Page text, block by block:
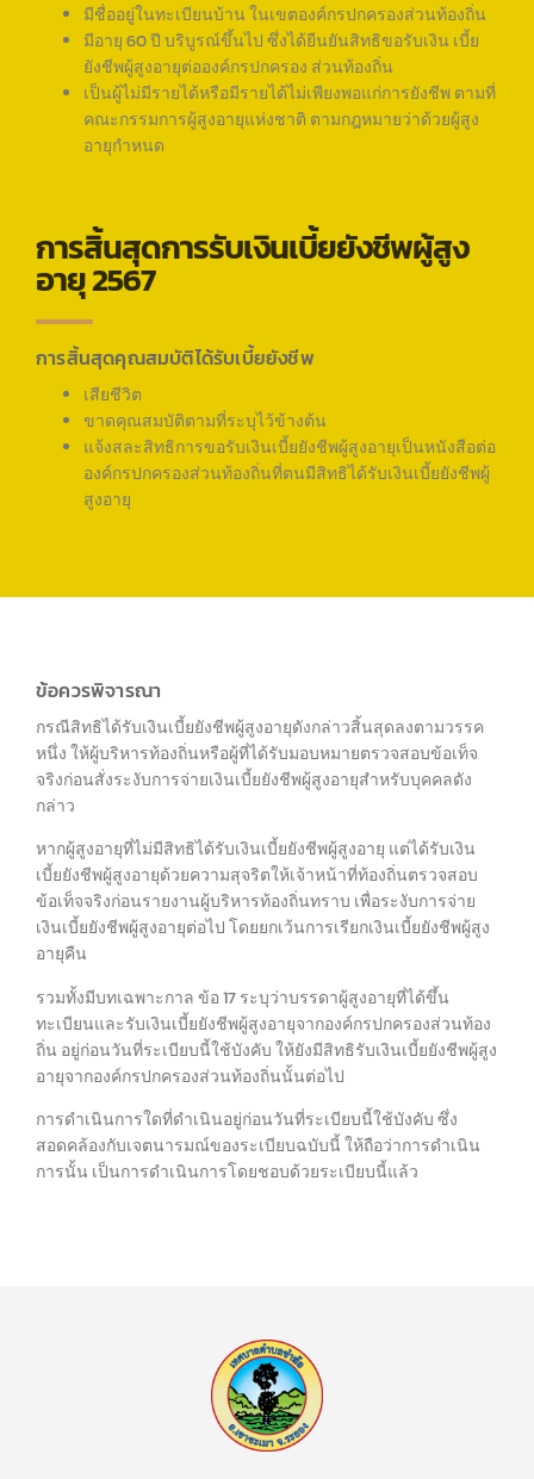
มีชื่ออยู่ในทะเบียนบ้าน ในเขตองค์กรปกครองส่วนท้องถิ่น
มีอายุ 60 ปี บริบูรณ์ขึ้นไป ซึ่งได้ยืนยันสิทธิขอรับเงิน เบี้ย
ยังชีพผู้สูงอายุต่อองค์กรปกครอง ส่วนท้องถิ่น
เป็นผู้ไม่มีรายได้หรือมีรายได้ไม่เพียงพอแก่การยังชีพ ตามที่
คณะกรรมการผู้สูงอายุแห่งชาติ ตามกฎหมายว่าด้วยผู้สูง
อายุกำหนด
การสิ้นสุดการรับเงินเบี้ยยังชีพผู้สูง
อายุ 2567
การสิ้นสุดคุณสมบัติได้รับเบี้ยยังชีพ
เสียชีวิต
ขาดคุณสมบัติตามที่ระบุไว้ข้างต้น
แจ้งสละสิทธิการขอรับเงินเบี้ยยังชีพผู้สูงอายุเป็นหนังสือต่อ
องค์กรปกครองส่วนท้องถิ่นที่ตนมีสิทธิได้รับเงินเบี้ยยังชีพผู้
สูงอายุ
ข้อควรพิจารณา
กรณีสิทธิได้รับเงินเบี้ยยังชีพผู้สูงอายุดังกล่าวสิ้นสุดลงตามวรรค
หนึ่ง ให้ผู้บริหารท้องถิ่นหรือผู้ที่ได้รับมอบหมายตรวจสอบข้อเท็จ
จริงก่อนสั่งระงับการจ่ายเงินเบี้ยยังชีพผู้สูงอายุสำหรับบุคคลดัง
กล่าว
หากผู้สูงอายุที่ไม่มีสิทธิได้รับเงินเบี้ยยังชีพผู้สูงอายุ แต่ได้รับเงิน
เบี้ยยังชีพผู้สูงอายุด้วยความสุจริตให้เจ้าหน้าที่ท้องถิ่นตรวจสอบ
ข้อเท็จจริงก่อนรายงานผู้บริหารท้องถิ่นทราบ เพื่อระงับการจ่าย
เงินเบี้ยยังชีพผู้สูงอายุต่อไป โดยยกเว้นการเรียกเงินเบี้ยยังชีพผู้สูง
อายุคืน
รวมทั้งมีบทเฉพาะกาล ข้อ 17 ระบุว่าบรรดาผู้สูงอายุที่ได้ขึ้น
ทะเบียนและรับเงินเบี้ยยังชีพผู้สูงอายุจากองค์กรปกครองส่วนท้อง
ถิ่น อยู่ก่อนวันที่ระเบียบนี้ใช้บังคับ ให้ยังมีสิทธิรับเงินเบี้ยยังชีพผู้สูง
อายุจากองค์กรปกครองส่วนท้องถิ่นนั้นต่อไป
การดำเนินการใดที่ดำเนินอยู่ก่อนวันที่ระเบียบนี้ใช้บังคับ ซึ่ง
สอดคล้องกับเจตนารมณ์ของระเบียบฉบับนี้ ให้ถือว่าการดำเนิน
การนั้น เป็นการดำเนินการโดยชอบด้วยระเบียบนี้แล้ว